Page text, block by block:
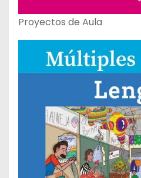
Proyectos de Aula